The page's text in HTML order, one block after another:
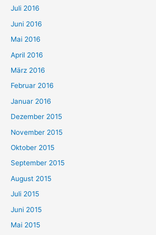
Juli 2016
Juni 2016
Mai 2016
April 2016
März 2016
Februar 2016
Januar 2016
Dezember 2015
November 2015
Oktober 2015
September 2015
August 2015
Juli 2015
Juni 2015
Mai 2015